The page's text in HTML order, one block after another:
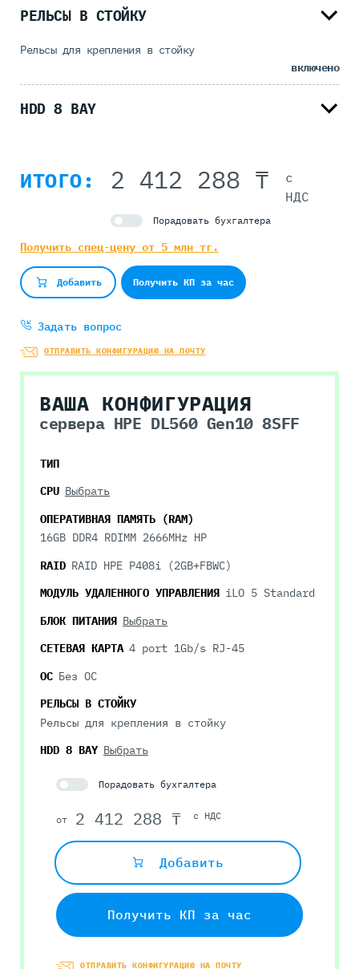
РЕЛЬСЫ В СТОЙКУ
Рельсы для крепления в стойку
включено
HDD 8 BAY
ИТОГО: 2 412 288 ₸
с
НДС
Порадовать бухгалтера
Получить спец-цену от 5 млн тг.
Добавить Получить КП за час
Задать вопрос
ОТПРАВИТЬ КОНФИГУРАЦИЮ НА ПОЧТУ
ВАША КОНФИГУРАЦИЯ
сервера HPE DL560 Gen10 8SFF
ТИП
CPU Выбрать
ОПЕРАТИВНАЯ ПАМЯТЬ (RAM)
16GB DDR4 RDIMM 2666MHz HP
RAID RAID HPE P408i (2GB+FBWC)
МОДУЛЬ УДАЛЕННОГО УПРАВЛЕНИЯ iLO 5 Standard
БЛОК ПИТАНИЯ Выбрать
СЕТЕВАЯ КАРТА 4 port 1Gb/s RJ-45
ОС Без ОС
РЕЛЬСЫ В СТОЙКУ
Рельсы для крепления в стойку
HDD 8 BAY Выбрать
Порадовать бухгалтера
от 2 412 288 ₸ с НДС
Добавить
Получить КП за час
ОТПРАВИТЬ КОНФИГУРАЦИЮ НА ПОЧТУ